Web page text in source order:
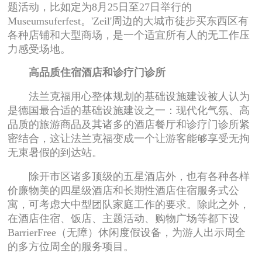
题活动，比如定为8月25日至27日举行的
Museumsuferfest。'Zeil'周边的大城市徒步买东西区有
各种店铺和大型商场，是一个适宜所有人的无工作压
力感受场地。
高品质住宿酒店和诊疗门诊所
法兰克福用心整体规划的基础设施建设被人认为
是德国最合适的基础设施建设之一：现代化气氛、高
品质的旅游商品及其诸多的酒店餐厅和诊疗门诊所紧
密结合，这让法兰克福变成一个让游客能够享受无拘
无束暑假的到达站。
除开市区诸多顶级的五星酒店外，也有各种各样
价廉物美的四星级酒店和长期性酒店住宿服务式公
寓，可考虑大中型团队家庭工作的要求。除此之外，
在酒店住宿、饭店、主题活动、购物广场等都下设
BarrierFree（无障）休闲度假设备，为游人出示周全
的多方位周全的服务项目。